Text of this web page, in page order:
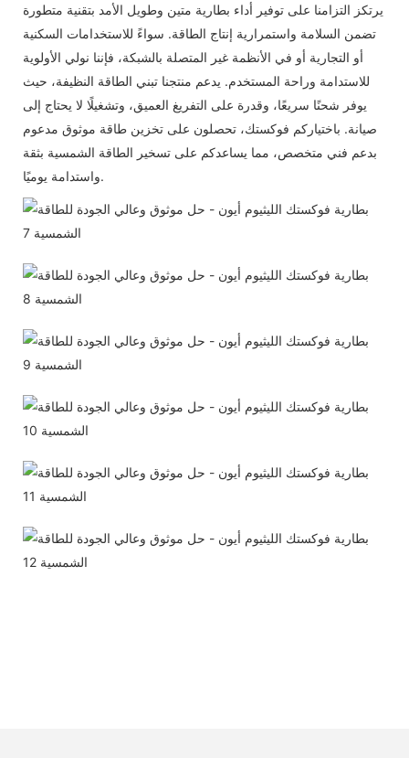
يرتكز التزامنا على توفير أداء بطارية متين وطويل الأمد بتقنية متطورة
تضمن السلامة واستمرارية إنتاج الطاقة. سواءً للاستخدامات السكنية
أو التجارية أو في الأنظمة غير المتصلة بالشبكة، فإننا نولي الأولوية
للاستدامة وراحة المستخدم. يدعم منتجنا تبني الطاقة النظيفة، حيث
يوفر شحنًا سريعًا، وقدرة على التفريغ العميق، وتشغيلًا لا يحتاج إلى
صيانة. باختياركم فوكستك، تحصلون على تخزين طاقة موثوق مدعوم
بدعم فني متخصص، مما يساعدكم على تسخير الطاقة الشمسية بثقة
واستدامة يوميًا.